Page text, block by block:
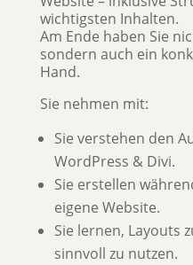
wichtigsten Inhalten.
Am Ende haben Sie
sondern auch ein
Hand.
Sie nehmen mit:
Sie verstehen den
WordPress & Divi.
Sie erstellen
eigene Website.
Sie lernen, Layouts
sinnvoll zu nutzen.